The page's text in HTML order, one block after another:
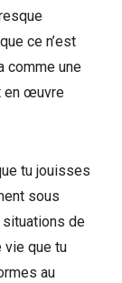
ce n’est
comme une
en œuvre
tu jouisses
sous
de
vie que tu
au